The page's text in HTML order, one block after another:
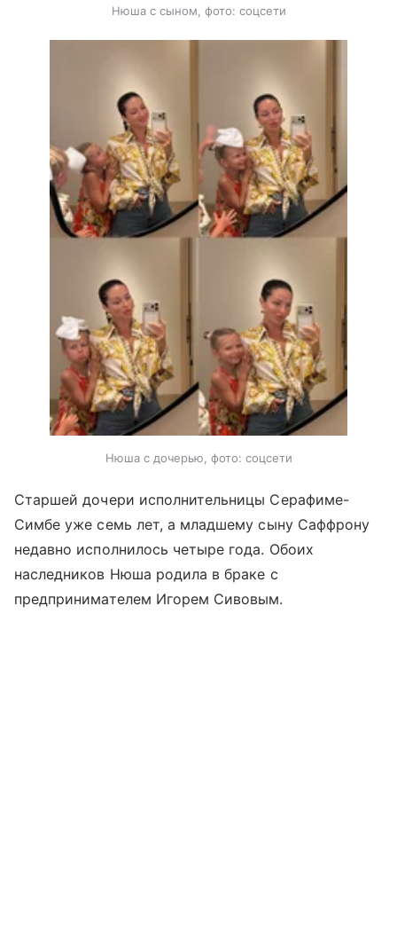
Нюша с сыном, фото: соцсети
Нюша с дочерью, фото: соцсети
Старшей дочери исполнительницы Серафиме-
Симбе уже семь лет, а младшему сыну Саффрону
недавно исполнилось четыре года. Обоих
наследников Нюша родила в браке с
предпринимателем Игорем Сивовым.